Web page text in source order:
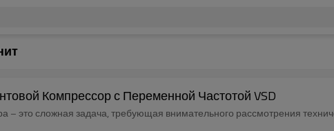
Компрессор с Переменной Частотой VSD
– это сложная задача, требующая внимательного рассмотрения